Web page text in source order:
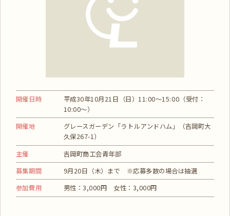
開催日時
平成30年10月21日（日）11:00～15:00（受付：
10:00～）
開催地
グレースガーデン「ラトルアンドハム」（吉岡町大
久保267-1）
主催
吉岡町商工会青年部
募集期間
9月20日（木）まで ※応募多数の場合は抽選
参加費用
男性：3,000円 女性：3,000円